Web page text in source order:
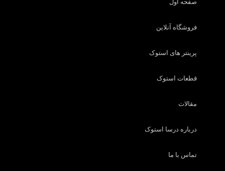
صفحه اول
فروشگاه آنلاین
پرینتر های استوک
قطعات استوک
مقالات
درباره درسا استوک
تماس با ما